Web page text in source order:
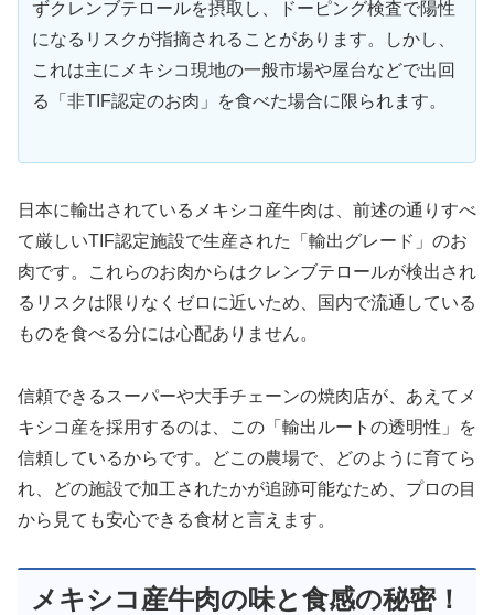
ずクレンブテロールを摂取し、ドーピング検査で陽性
になるリスクが指摘されることがあります。しかし、
これは主にメキシコ現地の一般市場や屋台などで出回
る「非TIF認定のお肉」を食べた場合に限られます。
日本に輸出されているメキシコ産牛肉は、前述の通りすべ
て厳しいTIF認定施設で生産された「輸出グレード」のお
肉です。これらのお肉からはクレンブテロールが検出され
るリスクは限りなくゼロに近いため、国内で流通している
ものを食べる分には心配ありません。
信頼できるスーパーや大手チェーンの焼肉店が、あえてメ
キシコ産を採用するのは、この「輸出ルートの透明性」を
信頼しているからです。どこの農場で、どのように育てら
れ、どの施設で加工されたかが追跡可能なため、プロの目
から見ても安心できる食材と言えます。
メキシコ産牛肉の味と食感の秘密！